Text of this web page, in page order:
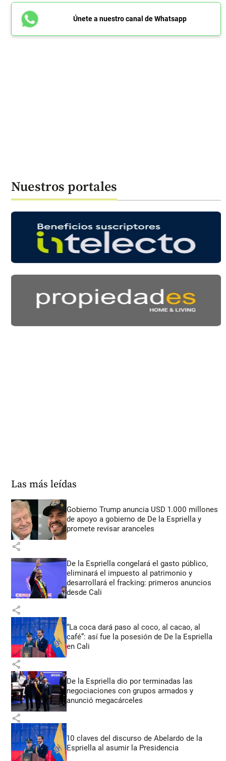
Únete a nuestro canal de Whatsapp
Nuestros portales
Las más leídas
Gobierno Trump anuncia USD 1.000 millones
de apoyo a gobierno de De la Espriella y
promete revisar aranceles
share
De la Espriella congelará el gasto público,
eliminará el impuesto al patrimonio y
desarrollará el fracking: primeros anuncios
desde Cali
share
“La coca dará paso al coco, al cacao, al
café”: así fue la posesión de De la Espriella
en Cali
share
De la Espriella dio por terminadas las
negociaciones con grupos armados y
anunció megacárceles
share
10 claves del discurso de Abelardo de la
Espriella al asumir la Presidencia